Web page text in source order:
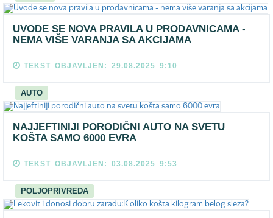
UVODE SE NOVA PRAVILA U PRODAVNICAMA -
NEMA VIŠE VARANJA SA AKCIJAMA
TEKST OBJAVLJEN: 29.08.2025 9:10
AUTO
NAJJEFTINIJI PORODIČNI AUTO NA SVETU
KOŠTA SAMO 6000 EVRA
TEKST OBJAVLJEN: 03.08.2025 9:53
POLJOPRIVREDA